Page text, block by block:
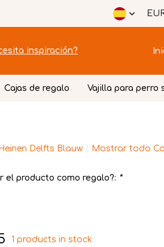
inspiración?
Cajas de regalo Vajilla para perro
Delfts Blauw Mostrar todo
el producto como regalo?: *
1 products in stock